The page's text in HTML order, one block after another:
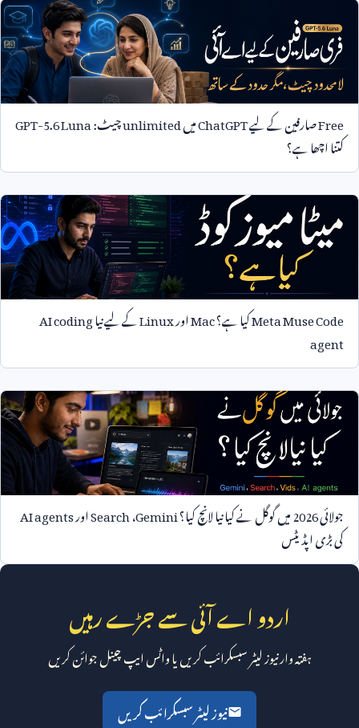
Freeصارفین کے لیےChatGPTمیںunlimitedچیٹ:GPT-5.6 Luna
کتنا اچھا ہے؟
Meta Muse Codeکیا ہے؟MacاورLinuxکے لیے نیاAI coding
agent
جولائی2026میں گوگل نے کیا نیا لانچ کیا؟Gemini،SearchاورAI agents
کی بڑی اپڈیٹس
اردو اے آئی سے جڑے رہیں
ہفتہ وار نیوز لیٹر سبسکرائب کریں یا واٹس ایپ چینل جوائن کریں
نیوز لیٹر سبسکرائب کریں